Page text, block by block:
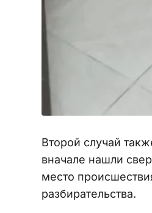
Второй случай
вначале нашли
место
разбирательства.